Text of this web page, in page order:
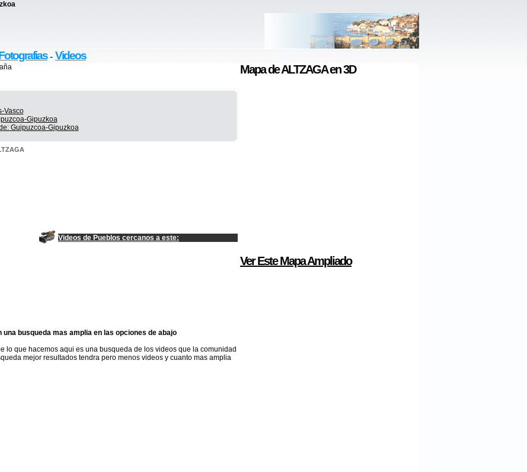
- Videos
Vasco
Gipuzkoa
Guipuzcoa-Gipuzkoa
Videos de Pueblos cercanos a este:
busqueda mas amplia en las opciones de abajo
lo que hacemos aqui es una busqueda de los videos que la comunidad
mejor resultados tendra pero menos videos y cuanto mas amplia
Mapa de ALTZAGA en 3D
Ver Este Mapa Ampliado